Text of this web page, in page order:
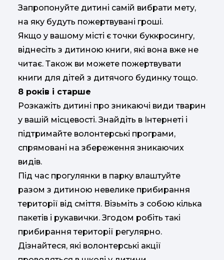
Запропонуйте дитині самій вибрати мету,
на яку будуть пожертвувані гроші.
Якщо у вашому місті є точки буккросингу,
віднесіть з дитиною книги, які вона вже не
читає. Також ви можете пожертвувати
книги для дітей з дитячого будинку тощо.
8 років і старше
Розкажіть дитині про зникаючі види тварин
у вашій місцевості. Знайдіть в Інтернеті і
підтримайте волонтерські програми,
спрямовані на збереження зникаючих
видів.
Під час прогулянки в парку влаштуйте
разом з дитиною невелике прибирання
території від сміття. Візьміть з собою кілька
пакетів і рукавички. Згодом робіть такі
прибирання території регулярно.
Дізнайтеся, які волонтерські акції